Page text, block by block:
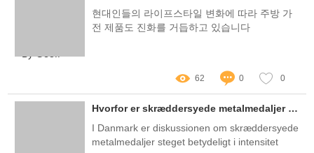
현대인들의 라이프스타일 변화에 따라 주방 가
전 제품도 진화를 거듭하고 있습니다
62 0 0
Hvorfor er skræddersyede metalmedaljer blevet en brændstof for debat i Danmark?
I Danmark er diskussionen om skræddersyede
metalmedaljer steget betydeligt i intensitet